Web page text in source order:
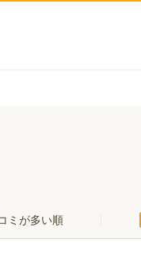
ミが多い順